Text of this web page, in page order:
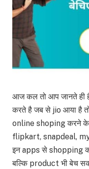
आज कल तो आप जानते ही
करते है जब से jio आया है
online shoping करने के
flipkart, snapdeal,
इन apps से shopping
बल्कि product भी बेच